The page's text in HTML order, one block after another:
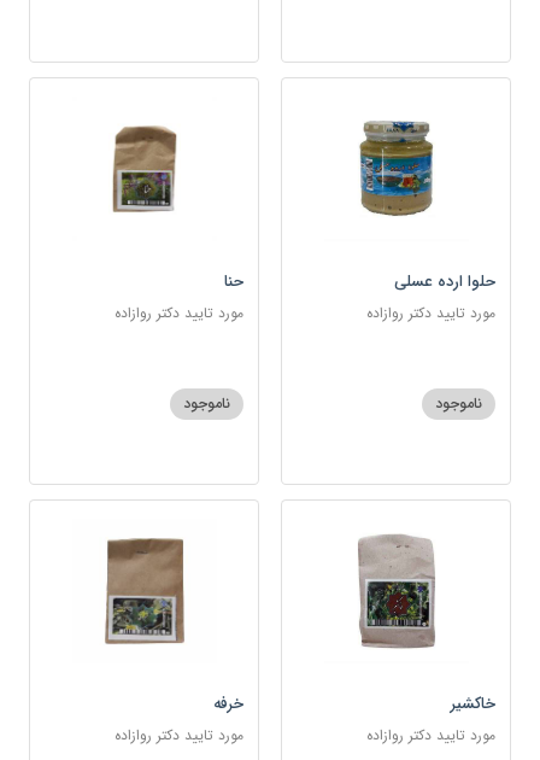
حلوا ارده عسلی
مورد تایید دکتر روازاده
ناموجود
حنا
مورد تایید دکتر روازاده
ناموجود
خاکشیر
مورد تایید دکتر روازاده
خرفه
مورد تایید دکتر روازاده